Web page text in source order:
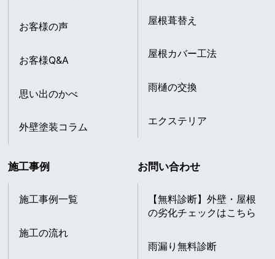
お客様の声
お客様Q&A
思い出のかべ
外壁塗装コラム
屋根葺替え
屋根カバー工法
雨樋の交換
エクステリア
施工事例
施工事例一覧
施工の流れ
お問い合わせ
【無料診断】外壁・屋根
の劣化チェックはこちら
雨漏り無料診断